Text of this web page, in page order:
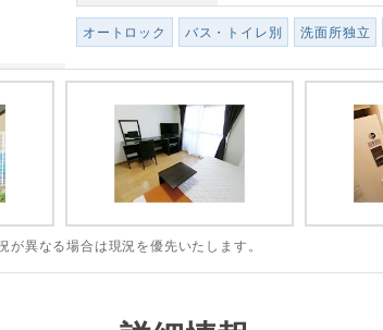
オートロック バス・トイレ別 洗面所独立
異なる場合は現況を優先いたします。